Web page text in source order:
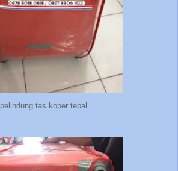
pelindung tas koper tebal